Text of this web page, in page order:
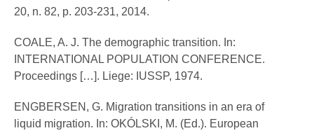
20, n. 82, p. 203-231, 2014.
COALE, A. J. The demographic transition. In:
INTERNATIONAL POPULATION CONFERENCE.
Proceedings […]. Liege: IUSSP, 1974.
ENGBERSEN, G. Migration transitions in an era of
liquid migration. In: OKÓLSKI, M. (Ed.). European